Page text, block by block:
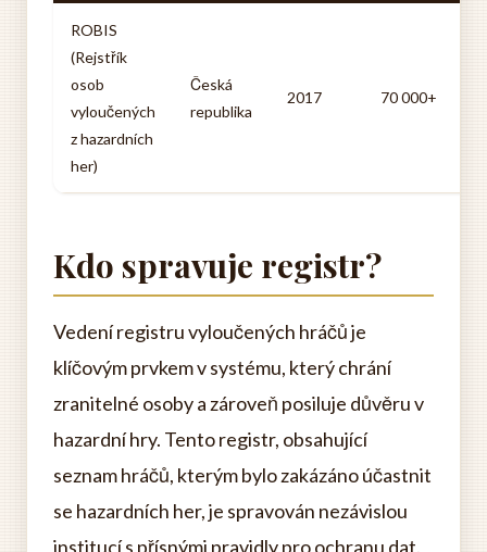
ROBIS
(Rejstřík
osob
vyloučených
z hazardních
her)
Česká
republika
2017 70 000+
Kdo spravuje registr?
Vedení registru vyloučených hráčů je
klíčovým prvkem v systému, který chrání
zranitelné osoby a zároveň posiluje důvěru v
hazardní hry. Tento registr, obsahující
seznam hráčů, kterým bylo zakázáno účastnit
se hazardních her, je spravován nezávislou
institucí s přísnými pravidly pro ochranu dat.